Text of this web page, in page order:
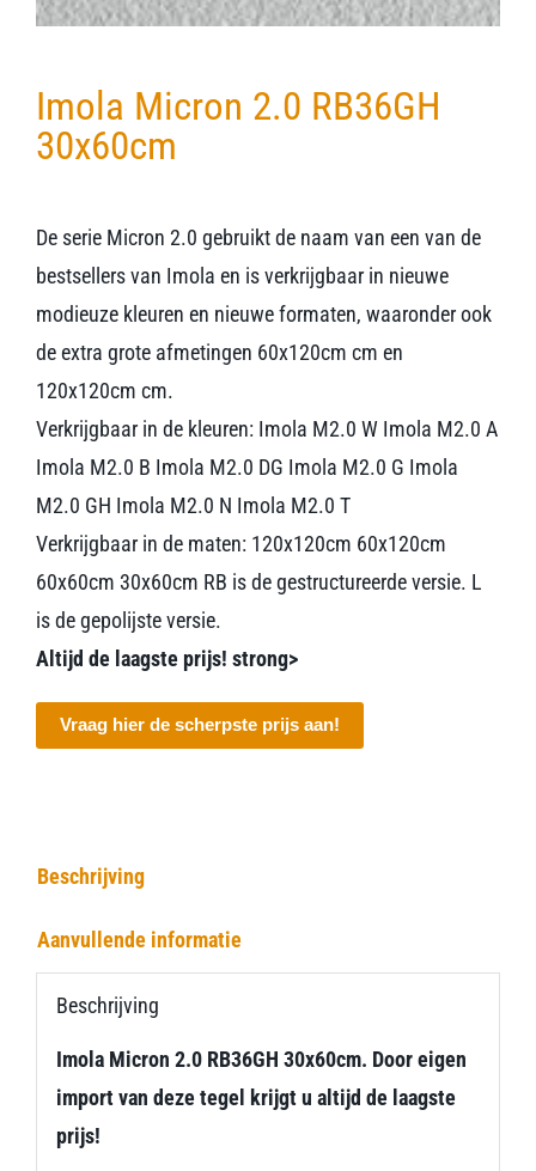
Imola Micron 2.0 RB36GH
30x60cm
De serie Micron 2.0 gebruikt de naam van een van de
bestsellers van Imola en is verkrijgbaar in nieuwe
modieuze kleuren en nieuwe formaten, waaronder ook
de extra grote afmetingen 60x120cm cm en
120x120cm cm.
Verkrijgbaar in de kleuren: Imola M2.0 W Imola M2.0 A
Imola M2.0 B Imola M2.0 DG Imola M2.0 G Imola
M2.0 GH Imola M2.0 N Imola M2.0 T
Verkrijgbaar in de maten: 120x120cm 60x120cm
60x60cm 30x60cm RB is de gestructureerde versie. L
is de gepolijste versie.
Altijd de laagste prijs! strong>
Vraag hier de scherpste prijs aan!
Beschrijving
Aanvullende informatie
Beschrijving
Imola Micron 2.0 RB36GH 30x60cm. Door eigen
import van deze tegel krijgt u altijd de laagste
prijs!